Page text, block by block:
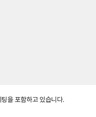
을 포함하고 있습니다.